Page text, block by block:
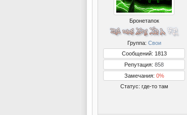
Бронетапок
Группа: Свои
Сообщений: 1813
Репутация: 858
Замечания: 0%
Статус: где-то там